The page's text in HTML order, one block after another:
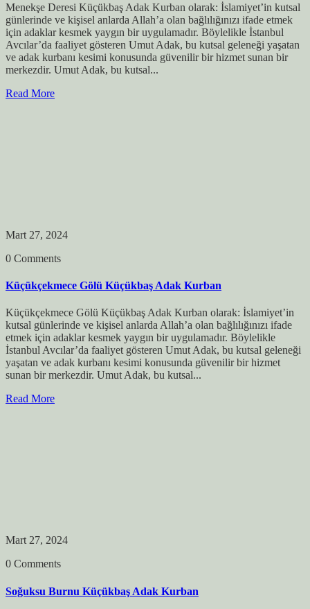
Menekşe Deresi Küçükbaş Adak Kurban olarak: İslamiyet’in kutsal
günlerinde ve kişisel anlarda Allah’a olan bağlılığınızı ifade etmek
için adaklar kesmek yaygın bir uygulamadır. Böylelikle İstanbul
Avcılar’da faaliyet gösteren Umut Adak, bu kutsal geleneği yaşatan
ve adak kurbanı kesimi konusunda güvenilir bir hizmet sunan bir
merkezdir. Umut Adak, bu kutsal...
Read More
Mart 27, 2024
0 Comments
Küçükçekmece Gölü Küçükbaş Adak Kurban
Küçükçekmece Gölü Küçükbaş Adak Kurban olarak: İslamiyet’in
kutsal günlerinde ve kişisel anlarda Allah’a olan bağlılığınızı ifade
etmek için adaklar kesmek yaygın bir uygulamadır. Böylelikle
İstanbul Avcılar’da faaliyet gösteren Umut Adak, bu kutsal geleneği
yaşatan ve adak kurbanı kesimi konusunda güvenilir bir hizmet
sunan bir merkezdir. Umut Adak, bu kutsal...
Read More
Mart 27, 2024
0 Comments
Soğuksu Burnu Küçükbaş Adak Kurban